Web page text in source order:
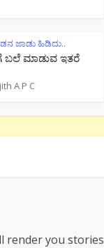
ಜಾಡು ಹಿಡಿದು..
ಮಾಡುವ ಇತರೆ
A P C
render you stories